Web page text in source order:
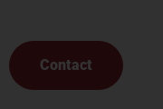
Contact